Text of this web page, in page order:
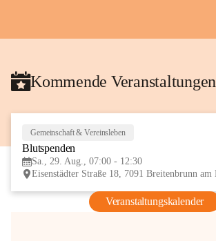
Kommende Veranstaltungen
Gemeinschaft & Vereinsleben
Blutspenden
Sa., 29. Aug., 07:00 - 12:30
Veranstaltungskalender